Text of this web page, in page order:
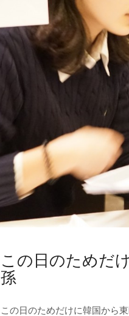
この日のためだ
孫
この日のためだけに韓国から